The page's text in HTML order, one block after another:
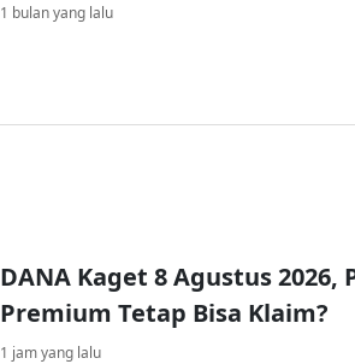
1 bulan yang lalu
DANA Kaget 8 Agustus 2026,
Premium Tetap Bisa Klaim?
1 jam yang lalu